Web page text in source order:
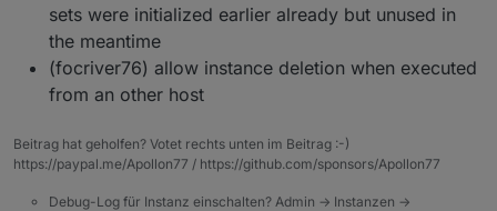
sets were initialized earlier already but unused in
the meantime
(focriver76) allow instance deletion when executed
from an other host
Beitrag hat geholfen? Votet rechts unten im Beitrag :-)
https://paypal.me/Apollon77 / https://github.com/sponsors/Apollon77
Debug-Log für Instanz einschalten? Admin -> Instanzen ->